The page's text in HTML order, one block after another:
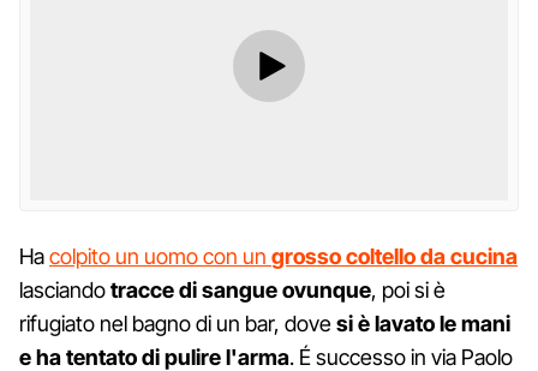
Hacolpito un uomo con un grosso coltello da cucina
lasciandotracce di sangue ovunque, poi si è
rifugiato nel bagno di un bar, dovesi èlavato le mani
e ha tentato di pulire l'arma. É successo in via Paolo